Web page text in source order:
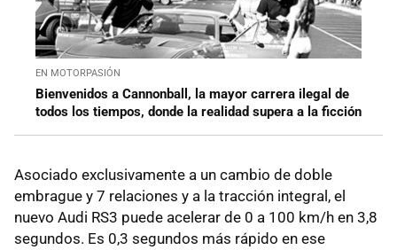
EN MOTORPASIÓN
Bienvenidos a Cannonball, la mayor carrera ilegal de
todos los tiempos, donde la realidad supera a la ficción
Asociado exclusivamente a un cambio de doble
embrague y 7 relaciones y a la tracción integral, el
nuevo Audi RS3 puede acelerar de 0 a 100 km/h en 3,8
segundos. Es 0,3 segundos más rápido en ese